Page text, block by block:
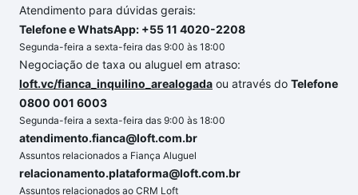
Atendimento para dúvidas gerais:
Telefone e WhatsApp: +55 11 4020-2208
Segunda-feira a sexta-feira das 9:00 às 18:00
Negociação de taxa ou aluguel em atraso:
loft.vc/fianca_inquilino_arealogada ou através do Telefone
0800 001 6003
Segunda-feira a sexta-feira das 9:00 às 18:00
atendimento.fianca@loft.com.br
Assuntos relacionados a Fiança Aluguel
relacionamento.plataforma@loft.com.br
Assuntos relacionados ao CRM Loft